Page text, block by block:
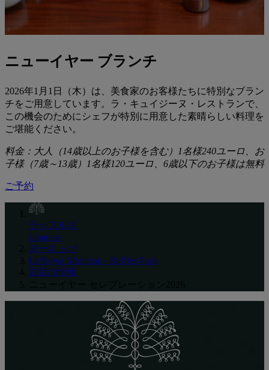
ニューイヤー ブランチ
2026年1月1日（木）は、美食家のお客様たちに特別なブラン
チをご用意しています。ラ・キュイジーヌ・レストランで、
この機会のためにシェフが特別に用意した素晴らしい料理を
ご堪能ください。
料金：大人（14歳以上のお子様を含む）1名様240ユーロ、お
子様（7歳～13歳）1名様120ユーロ、6歳以下のお子様は無料
ご予約
ラッフルズ
Japanese
ヨーロッパ
Le Royal Monceau - Raffles Paris
注目の情報